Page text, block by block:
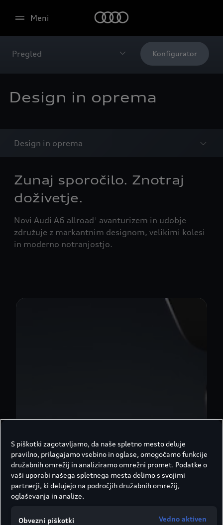
Meni
Pregled Konfigurator
Design in oprema
Design in oprema
Zunaj sporočilo. Znotraj
doživetje.
Novi Audi A6 allroad1
avanturizem in udobje
združuje z markantnim designom, velikimi kolesi
in moderno notranjostjo.
S piškotki zagotavljamo, da naše spletno mesto deluje
pravilno, prilagajamo vsebino in oglase, omogočamo funkcije
družabnih omrežij in analiziramo omrežni promet. Podatke o
vaši uporabi našega spletnega mesta delimo s svojimi
partnerji, ki delujejo na področjih družabnih omrežij,
oglaševanja in analize.
Obvezni piškotki Vedno aktiven